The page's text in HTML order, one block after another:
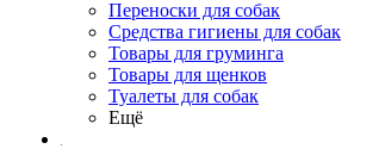
Переноски для собак
Средства гигиены для собак
Товары для груминга
Товары для щенков
Туалеты для собак
Ещё